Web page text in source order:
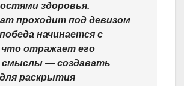
здоровья.
проходит под девизом
начинается с
отражает его
смыслы — создавать
раскрытия